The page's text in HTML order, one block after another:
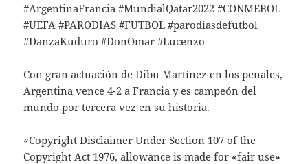
#ArgentinaFrancia #MundialQatar2022 #CONMEBOL
#UEFA #PARODIAS #FUTBOL #parodiasdefutbol
#DanzaKuduro #DonOmar #Lucenzo
Con gran actuación de Dibu Martínez en los penales,
Argentina vence 4-2 a Francia y es campeón del
mundo por tercera vez en su historia.
«Copyright Disclaimer Under Section 107 of the
Copyright Act 1976, allowance is made for «fair use»